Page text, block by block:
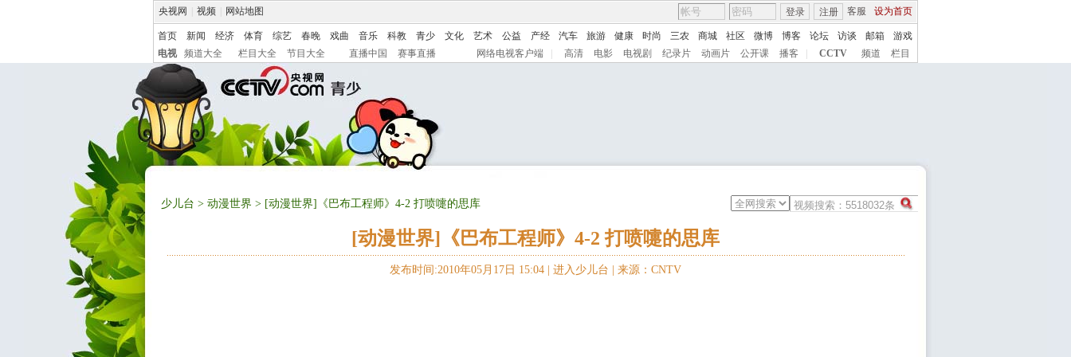
央视网 视频 网站地图 客服 设为首页
登录 注册
首页 新闻 经济 体育 综艺 春晚 戏曲 音乐 科教 青少 文化 艺术 公益 产经 汽车 旅游 健康 时尚 三农 商城 社区 微博 博客 论坛 访谈 邮箱
游戏
电视
频道大全 栏目大全 节目大全 直播中国 赛事直播 网络电视客户端 高清 电影 电视剧 纪录片 动画片 公开课 播客 CCTV 频道 栏目
少儿台 > 动漫世界 > [动漫世界]《巴布工程师》4-2 打喷嚏的思库
[动漫世界]《巴布工程师》4-2 打喷嚏的思库
发布时间:2010年05月17日 15:04 | 进入少儿台 来源：CNTV